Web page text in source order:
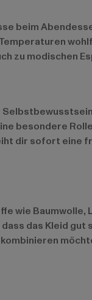
beim
zu modischen
besondere
dir sofort eine
wie Baumwolle,
das Kleid